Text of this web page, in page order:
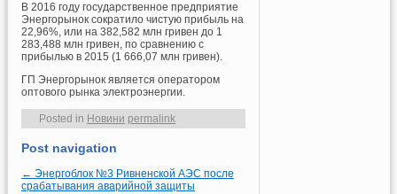
В 2016 году государственное предприятие
Энергорынок сократило чистую прибыль на
22,96%, или на 382,582 млн гривен до 1
283,488 млн гривен, по сравнению с
прибылью в 2015 (1 666,07 млн гривен).
ГП Энергорынок является оператором
оптового рынка электроэнергии.
Posted in Новини permalink
Post navigation
← Энергоблок №3 Ривненской АЭС после
срабатывания аварийной защиты